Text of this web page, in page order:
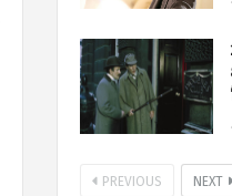
PREVIOUS NEXT